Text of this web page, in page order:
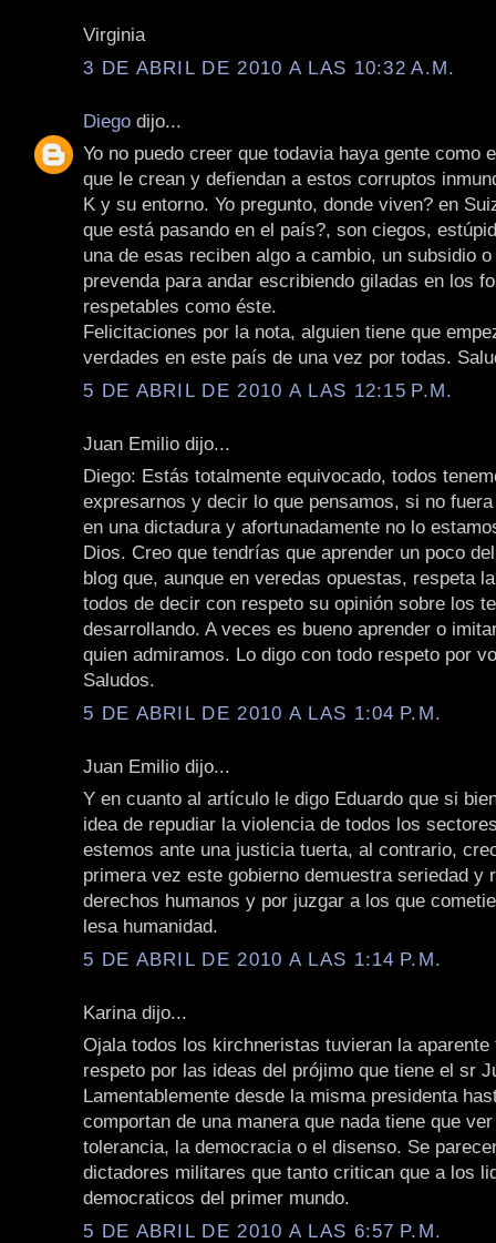
Virginia
3 DE ABRIL DE 2010 A LAS 10:32 A.M.
Diego dijo...
Yo no puedo creer que todavia haya gente como
que le crean y defiendan a estos corruptos
K y su entorno. Yo pregunto, donde viven? en
que está pasando en el país?, son ciegos,
una de esas reciben algo a cambio, un subsidio o
prevenda para andar escribiendo giladas en los
respetables como éste.
Felicitaciones por la nota, alguien tiene que
verdades en este país de una vez por todas.
5 DE ABRIL DE 2010 A LAS 12:15 P.M.
Juan Emilio dijo...
Diego: Estás totalmente equivocado, todos
expresarnos y decir lo que pensamos, si no
en una dictadura y afortunadamente no lo
Dios. Creo que tendrías que aprender un poco
blog que, aunque en veredas opuestas, respeta
todos de decir con respeto su opinión sobre los
desarrollando. A veces es bueno aprender o
quien admiramos. Lo digo con todo respeto por
Saludos.
5 DE ABRIL DE 2010 A LAS 1:04 P.M.
Juan Emilio dijo...
Y en cuanto al artículo le digo Eduardo que si
idea de repudiar la violencia de todos los
estemos ante una justicia tuerta, al contrario,
primera vez este gobierno demuestra seriedad y
derechos humanos y por juzgar a los que
lesa humanidad.
5 DE ABRIL DE 2010 A LAS 1:14 P.M.
Karina dijo...
Ojala todos los kirchneristas tuvieran la aparente
respeto por las ideas del prójimo que tiene el sr
Lamentablemente desde la misma presidenta
comportan de una manera que nada tiene que
tolerancia, la democracia o el disenso. Se
dictadores militares que tanto critican que a los
democraticos del primer mundo.
5 DE ABRIL DE 2010 A LAS 6:57 P.M.